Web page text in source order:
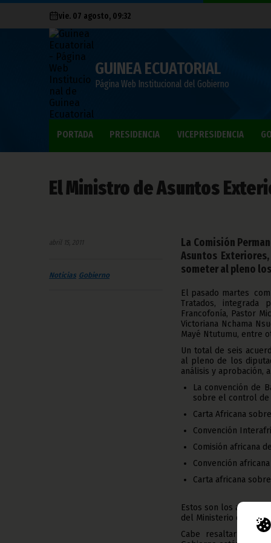
vie. 07 agosto, 09:32
GUINEA ECUATORIAL
Página Web Institucional del Gobierno
PORTADA PRESIDENCIA VICEPRESIDENCIA
El Ministro de Asuntos
abril 15, 2011
Noticias Gobierno
La Comisión
Asuntos
someter al pleno
El pasado martes
Tratados, integrada
Francofonía, Pastor
Victoriana Nchama
Mayé Ntutumu, entre
Un total de seis
al pleno de los
análisis y aprobación,
La convención de
sobre el control de
Carta Africana
Convención
Comisión africana
Convención
Carta africana
Estos son los
del Ministerio de
Cabe resaltar que